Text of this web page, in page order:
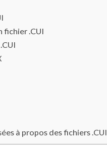
fichier .CUI
à propos des fichiers .CUI